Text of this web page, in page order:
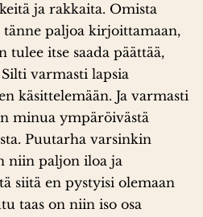
ja rakkaita. Omista
paljoa kirjoittamaan,
tulee itse saada päättää,
varmasti lapsia
käsittelemään. Ja varmasti
minua ympäröivästä
Puutarha varsinkin
niin paljon iloa ja
siitä en pystyisi olemaan
taas on niin iso osa